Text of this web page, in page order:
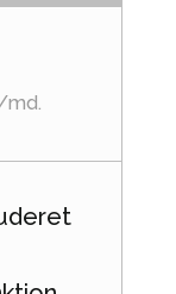
md.